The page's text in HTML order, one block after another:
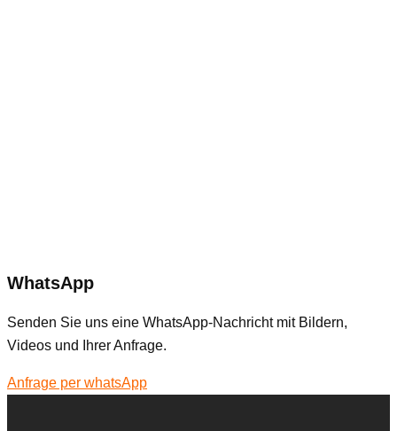
WhatsApp
Senden Sie uns eine WhatsApp-Nachricht mit Bildern,
Videos und Ihrer Anfrage.
Anfrage per whatsApp